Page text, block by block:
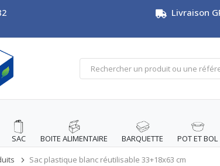
Livraison
SAC BOITE ALIMENTAIRE BARQUETTE POT ET BOL
Sac plastique blanc réutilisable 33+18x63 cm